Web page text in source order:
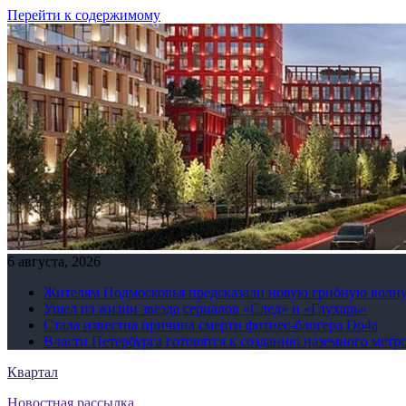
Перейти к содержимому
6 августа, 2026
Жителям Подмосковья предсказали новую грибную
Ушел из жизни звезда сериалов «След» и «Глухарь»
Стала известна причина смерти фитнес-блогера Do4а
Власти Петербурга готовятся к созданию наземного
Квартал
Новостная рассылка